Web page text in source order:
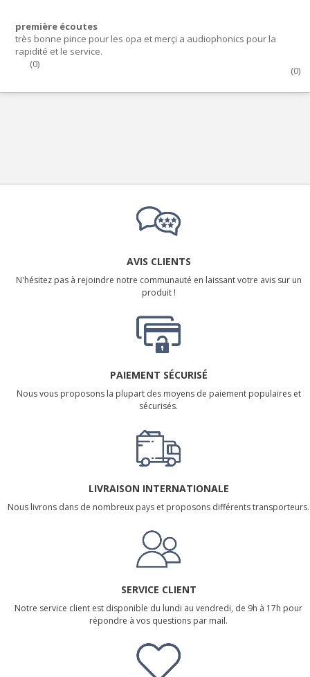
première écoutes
très bonne pince pour les opa et merçi a audiophonics pour la
rapidité et le service.
(0)
(0)
AVIS CLIENTS
N'hésitez pas à rejoindre notre communauté en laissant votre avis sur un
produit !
PAIEMENT SÉCURISÉ
Nous vous proposons la plupart des moyens de paiement populaires et
sécurisés.
LIVRAISON INTERNATIONALE
Nous livrons dans de nombreux pays et proposons différents transporteurs.
SERVICE CLIENT
Notre service client est disponible du lundi au vendredi, de 9h à 17h pour
répondre à vos questions par mail.